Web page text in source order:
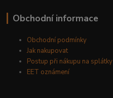
Obchodní informace
Obchodní podmínky
Jak nakupovat
Postup při nákupu na splátky
EET oznámení